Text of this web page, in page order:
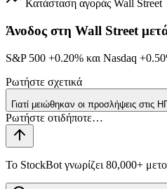
Κατάσταση αγοράς Wall Street
Άνοδος στη Wall Street
S&P 500 +0.20% και Nasdaq
Ρωτήστε σχετικά
Γιατί μειώθηκαν οι προσλήψεις στις
Το StockBot γνωρίζει 80,000+